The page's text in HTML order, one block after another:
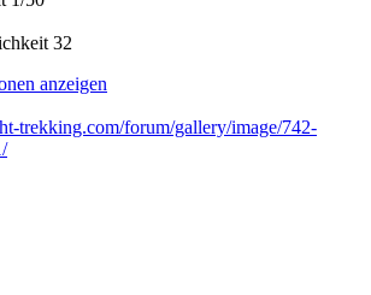
32
anzeigen
trekking.com/forum/gallery/image/742-